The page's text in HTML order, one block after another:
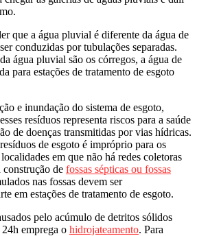
que a água pluvial é diferente da água de
conduzidas por tubulações separadas.
água pluvial são os córregos, a água de
para estações de tratamento de esgoto
e inundação do sistema de esgoto,
resíduos representa riscos para a saúde
de doenças transmitidas por vias hídricas.
de esgoto é impróprio para os
em que não há redes coletoras
construção de fossas sépticas ou fossas
nas fossas devem ser
em estações de tratamento de esgoto.
pelo acúmulo de detritos sólidos
emprega o hidrojateamento. Para